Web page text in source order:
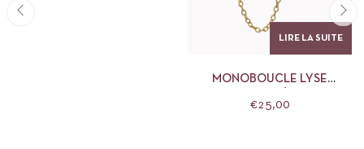
LIRE LA SUITE
MONOBOUCLE LYSE
€25,00